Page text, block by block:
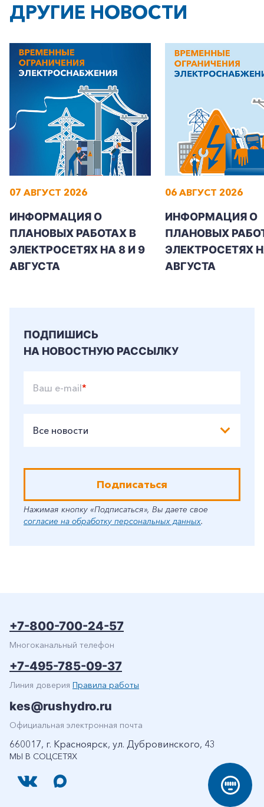
+7-800-700-24-57
Заказать обратный звонок
Частным клиентам
Корпоративным клиентам
ДРУГИЕ НОВОСТИ
07 АВГУСТ 2026
ИНФОРМАЦИЯ О
ПЛАНОВЫХ РАБОТАХ В
ЭЛЕКТРОСЕТЯХ НА 8 И 9
АВГУСТА
06 АВГУСТ 2026
ИНФОРМАЦИЯ О
ПЛАНОВЫХ
ЭЛЕКТРОСЕТЯХ
АВГУСТА
ПОДПИШИСЬ
НА НОВОСТНУЮ РАССЫЛКУ
Ваш e-mail*
Все новости
Подписаться
Нажимая кнопку «Подписаться», Вы даете свое
согласие на обработку персональных данных.
МЫ В СОЦСЕТЯХ
+7-800-700-24-57
Многоканальный телефон
+7-495-785-09-37
Линия доверия Правила работы
kes@rushydro.ru
Официальная электронная почта
660017, г. Красноярск, ул. Дубровинского, 43